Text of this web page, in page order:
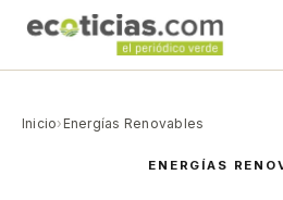
Inicio› Energías Renovables
ENERGÍAS